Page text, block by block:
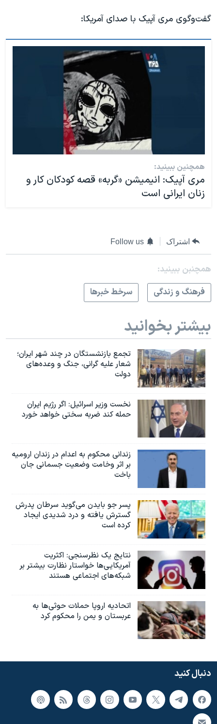
گفت‌و‌گوی مری آپیک با صدای آمریکا:
همچنین ببینید:
مری آپیک: انیمیشن «گربه» قصه کودکان کار و
زنان ایرانی است
اشتراک Follow us
همچنبن ببینید:
فرهنگ و زندگی
سرخط خبرها
بیشتر بخوانید
تجمع بازنشستگان در چند شهر ایران؛
شعار علیه گرانی، جنگ و وعده‌های
دولت
نخست وزیر اسرائيل: اگر رژیم ایران
حمله کند ضربه سختی خواهد خورد
زندانی محکوم به اعدام در زندان ارومیه
بر اثر وخامت وضعیت جسمانی جان
باخت
پسر جو بایدن می‌گوید سرطان پدرش
گسترش یافته و درد شدیدی ایجاد
کرده است
نتایج یک نظرسنجی: اکثریت
آمریکایی‌ها خواستار نظارت بیشتر بر
شبکه‌های اجتماعی هستند
اتحادیه اروپا حملات حوثی‌ها به
عربستان و یمن را محکوم کرد
دنبال کنید